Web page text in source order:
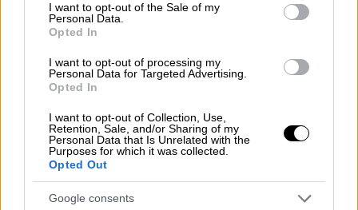
I want to opt-out of the Sale of my
Personal Data.
Opted In
I want to opt-out of processing my
Personal Data for Targeted Advertising.
Opted In
I want to opt-out of Collection, Use,
Retention, Sale, and/or Sharing of my
Personal Data that Is Unrelated with the
Purposes for which it was collected.
Opted Out
Google consents
— Clash Observer (@clashobserver)
April 3, 2026
Iranians are firing small arms at US
aircraft searching for the pilots of
the US F-15E shot down over Iran.
pic.twitter.com/l9W6E3H19B
— Clash Report (@clashreport)
3, 2026